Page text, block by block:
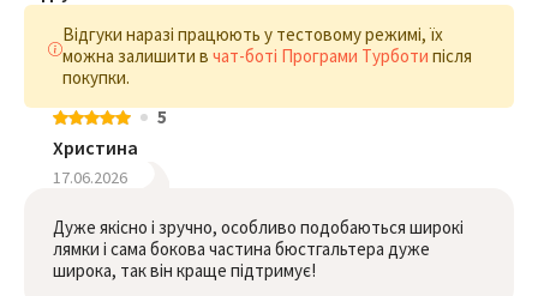
Відгуки наразі працюють у тестовому режимі, їх
можна залишити в чат-боті Програми Турботи після
покупки.
5
Христина
17.06.2026
Дуже якісно і зручно, особливо подобаються широкі
лямки і сама бокова частина бюстгальтера дуже
широка, так він краще підтримує!